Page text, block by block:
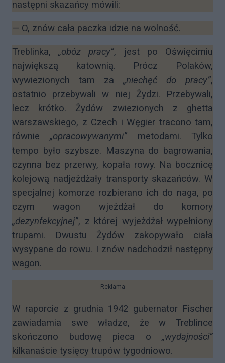
następni skazańcy mówili:
— O, znów cała paczka idzie na wolność.
Treblinka,„obóz pracy”, jest po Oświęcimiu
największą katownią. Prócz Polaków,
wywiezionych tam za „niechęć do pracy”,
ostatnio przebywali w niej Żydzi. Przebywali,
lecz krótko. Żydów zwiezionych z ghetta
warszawskiego, z Czech i Węgier tracono tam,
równie„opracowywanymi” metodami. Tylko
tempo było szybsze. Maszyna do bagrowania,
czynna bez przerwy, kopała rowy. Na bocznicę
kolejową nadjeżdżały transporty skazańców. W
specjalnej komorze rozbierano ich do naga, po
czym wagon wjeżdżał do komory
„dezynfekcyjnej”, z której wyjeżdżał wypełniony
trupami. Dwustu Żydów zakopywało ciała
wysypane do rowu. I znów nadchodził następny
wagon.
Reklama
W raporcie z grudnia 1942 gubernator Fischer
zawiadamia swe władze, że w Treblince
skończono budowę pieca o „wydajności”
kilkanaście tysięcy trupów tygodniowo.